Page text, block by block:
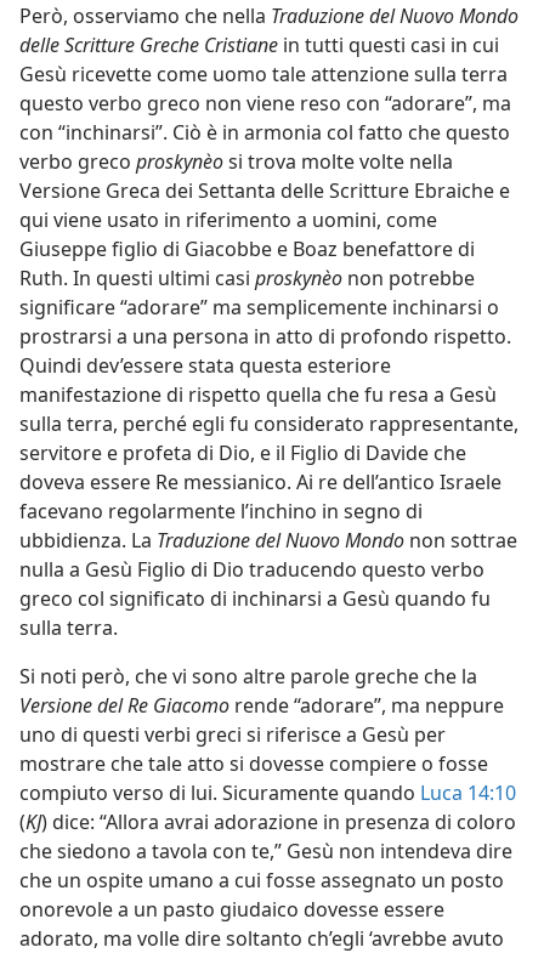
Però, osserviamo che nella Traduzione del Nuovo Mondo
delle Scritture Greche Cristiane in tutti questi casi in cui
Gesù ricevette come uomo tale attenzione sulla terra
questo verbo greco non viene reso con “adorare”, ma
con “inchinarsi”. Ciò è in armonia col fatto che questo
verbo greco proskynèosi trova molte volte nella
Versione Greca dei Settanta delle Scritture Ebraiche e
qui viene usato in riferimento a uomini, come
Giuseppe figlio di Giacobbe e Boaz benefattore di
Ruth. In questi ultimi casi proskynèo non potrebbe
significare “adorare” ma semplicemente inchinarsi o
prostrarsi a una persona in atto di profondo rispetto.
Quindi dev’essere stata questa esteriore
manifestazione di rispetto quella che fu resa a Gesù
sulla terra, perché egli fu considerato rappresentante,
servitore e profeta di Dio, e il Figlio di Davide che
doveva essere Re messianico. Ai re dell’antico Israele
facevano regolarmente l’inchino in segno di
ubbidienza. La Traduzione del Nuovo Mondo non sottrae
nulla a Gesù Figlio di Dio traducendo questo verbo
greco col significato di inchinarsi a Gesù quando fu
sulla terra.
Si noti però, che vi sono altre parole greche che la
Versione del Re Giacomo rende “adorare”, ma neppure
uno di questi verbi greci si riferisce a Gesù per
mostrare che tale atto si dovesse compiere o fosse
compiuto verso di lui. Sicuramente quando Luca 14:10
(KJ) dice: “Allora avrai adorazione in presenza di coloro
che siedono a tavola con te,” Gesù non intendeva dire
che un ospite umano a cui fosse assegnato un posto
onorevole a un pasto giudaico dovesse essere
adorato, ma volle dire soltanto ch’egli ‘avrebbe avuto